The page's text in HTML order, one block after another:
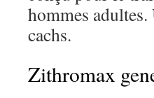
hommes
cachs.
Zithromax